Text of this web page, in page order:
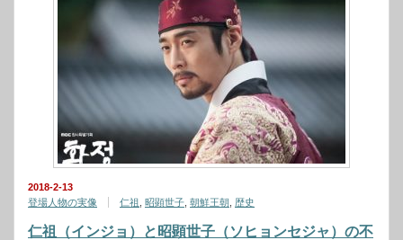
2018-2-13
登場人物の実像
仁祖 昭顕世子 朝鮮王朝 歴史
仁祖（インジョ）と昭顕世子（ソヒョンセジャ）の不